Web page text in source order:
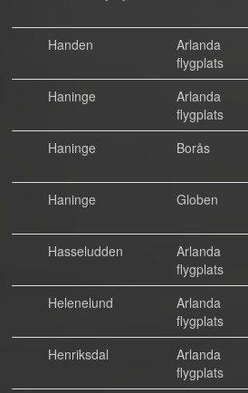
Handen
Arlanda
flygplats
Haninge
Arlanda
flygplats
Haninge
Borås
Haninge
Globen
Hasseludden
Arlanda
flygplats
Helenelund
Arlanda
flygplats
Henriksdal
Arlanda
flygplats